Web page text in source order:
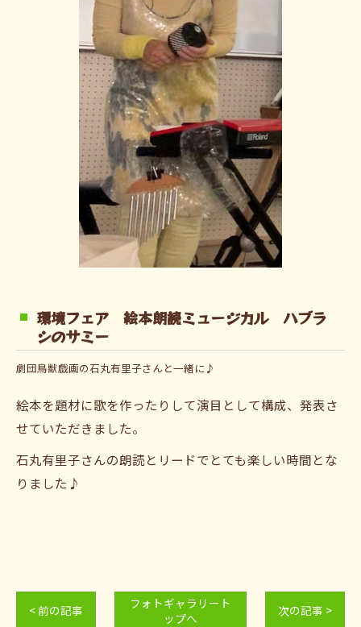
環境フェア 絵本朗読ミュージカル ハブラ
シのサミー
劇団鳥獣戯画の石丸有里子さんと一緒に♪
絵本を題材に歌を作ったりして演目として構成、発表さ
せていただきました。
石丸有里子さんの朗読とリードでとても楽しい時間とな
りました♪
< 前の記事
フォトギャラリート
ップへ
次の記事 >